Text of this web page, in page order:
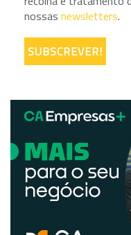
nossas newsletters.